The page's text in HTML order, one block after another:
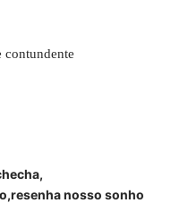
contundente
resenha nosso sonho